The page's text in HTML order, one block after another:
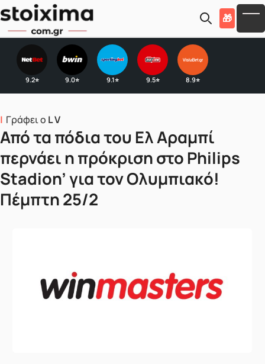
Skip to main content
🎁
9.2⭐ 9.0⭐ 9.1⭐ 9.5⭐ 8.9⭐
Γράφει ο L V
Από τα πόδια του Ελ Αραμπί
περνάει η πρόκριση στο Philips
Stadion’ για τον Ολυμπιακό!
Πέμπτη 25/2